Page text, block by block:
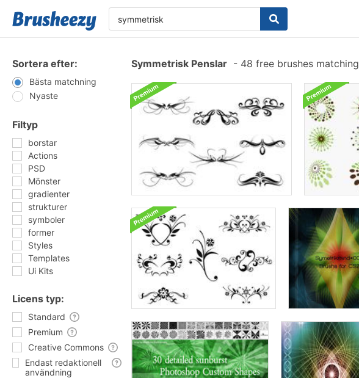
Sortera efter:
Bästa matchning
Nyaste
Filtyp
borstar
Actions
PSD
Mönster
gradienter
strukturer
symboler
former
Styles
Templates
Ui Kits
Licens typ:
Standard
Premium
Creative Commons
Endast redaktionell
användning
Symmetrisk Penslar - 48 free brushes matching